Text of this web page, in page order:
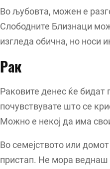
Во љубовта, можен е
Слободните Близнаци
изгледа обична, но носи
Рак
Раковите денес ќе бидат
почувствувате што се
Можно е некој да има
Во семејството или
пристап. Не мора веднаш